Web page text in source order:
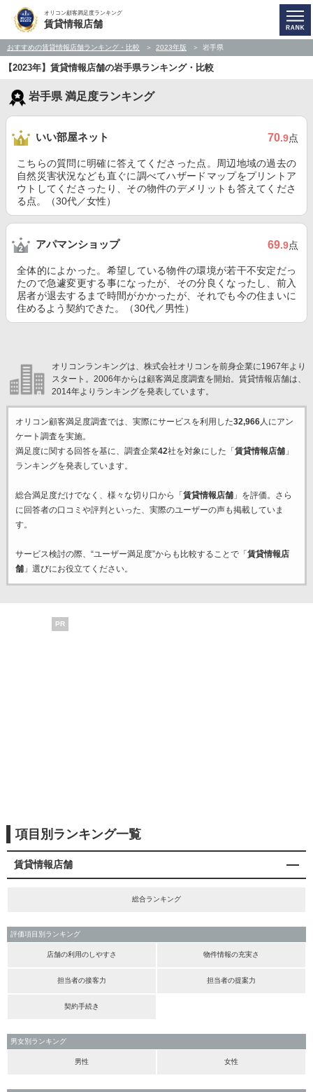
オリコン顧客満足度ランキング
賃貸情報店舗
おすすめの賃貸情報店舗ランキング・比較 2023年版 岩手県
【2023年】賃貸情報店舗の岩手県ランキング・比較
岩手県 満足度ランキング
いい部屋ネット 70.9点
こちらの質問に明確に答えてくださった点。周辺地域の過去の
自然災害状況なども直ぐに調べてハザードマップをプリントア
ウトしてくださったり、その物件のデメリットも答えてくださ
る点。（30代／女性）
アパマンショップ 69.9点
全体的によかった。希望している物件の環境が若干不安定だっ
たので急遽変更する事になったが、その分良くなったし、前入
居者が退去するまで時間がかかったが、それでも今の住まいに
住めるよう契約できた。（30代／男性）
オリコンランキングは、株式会社オリコンを前身企業に1967年より
スタート。2006年からは顧客満足度調査を開始。賃貸情報店舗は、
2014年よりランキングを発表しています。
オリコン顧客満足度調査では、実際にサービスを利用した32,966人にアン
ケート調査を実施。
満足度に関する回答を基に、調査企業42社を対象にした「 賃貸情報店舗」
ランキングを発表しています。
総合満足度だけでなく、様々な切り口から「 賃貸情報店舗」を評価。さら
に回答者の口コミや評判といった、実際のユーザーの声も掲載していま
す。
サービス検討の際、“ユーザー満足度”からも比較することで「 賃貸情報店
舗」選びにお役立てください。
PR
項目別ランキング一覧
賃貸情報店舗
総合ランキング
評価項目別ランキング
店舗の利用のしやすさ 物件情報の充実さ
担当者の接客力 担当者の提案力
契約手続き
男女別ランキング
男性 女性